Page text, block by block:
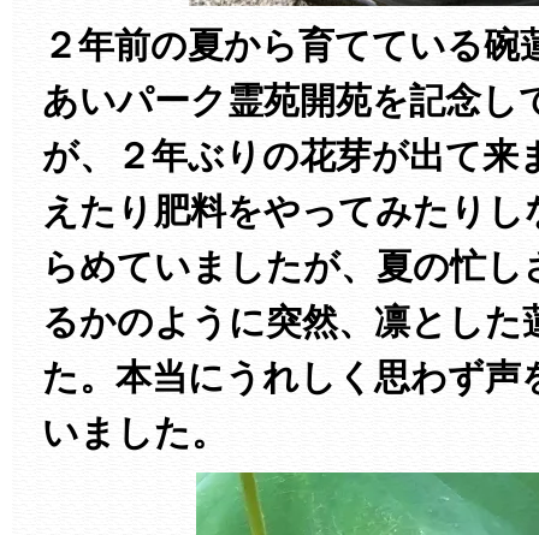
２年前の夏から育てている碗
あいパーク霊苑開苑を記念し
が、２年ぶりの花芽が出て来
えたり肥料をやってみたり
らめていましたが、夏の忙
るかのように突然、凛とした
た。本当にうれしく思わず声
いました。